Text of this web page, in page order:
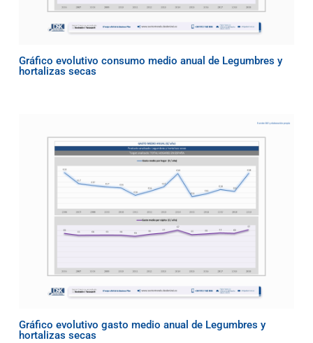
Gráfico evolutivo consumo medio anual de Legumbres y
hortalizas secas
Gráfico evolutivo gasto medio anual de Legumbres y
hortalizas secas